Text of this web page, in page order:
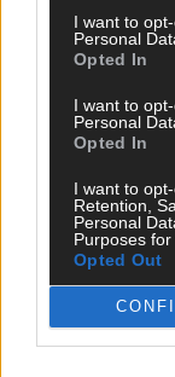
I want to
Personal
Opted In
I want to
Personal
Opted In
I want to
Retention,
Personal
Purposes for
Opted Out
Politik & Co
Tipps & Tricks
Brainpower
Specials